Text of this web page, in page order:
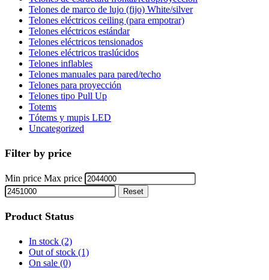
Telones de marco de lujo (fijo) White/silver
Telones eléctricos ceiling (para empotrar)
Telones eléctricos estándar
Telones eléctricos tensionados
Telones eléctricos traslúcidos
Telones inflables
Telones manuales para pared/techo
Telones para proyección
Telones tipo Pull Up
Totems
Tótems y mupis LED
Uncategorized
Filter by price
Min price Max price
Reset
Product Status
In stock (2)
Out of stock (1)
On sale (0)